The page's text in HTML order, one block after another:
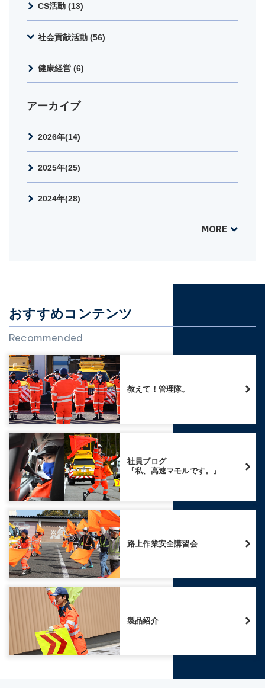
CS活動 (13)
社会貢献活動 (56)
健康経営 (6)
アーカイブ
2026年(14)
2025年(25)
2024年(28)
MORE
おすすめコンテンツ
Recommended
教えて！管理隊。
社員ブログ
『私、高速マモルです。』
路上作業安全講習会
製品紹介